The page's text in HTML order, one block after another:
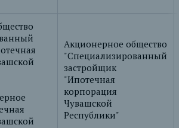
Акционерное общество
"Специализированный
застройщик
"Ипотечная
корпорация
Чувашской
Республики"